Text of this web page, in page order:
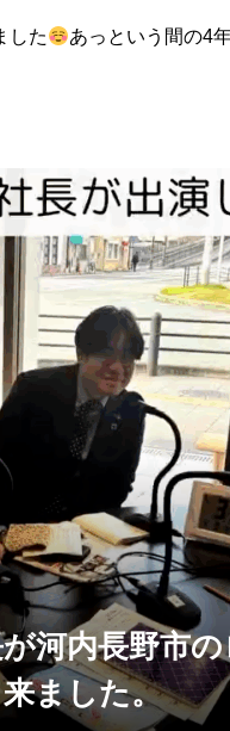
した あっという間の4
河内長野市
ました。